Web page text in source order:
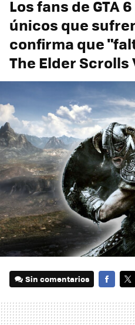
Los fans de GTA
únicos que
confirma que
The Elder Scrolls
Sin comentarios